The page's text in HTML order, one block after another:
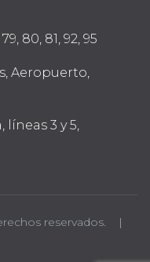
80, 81, 92, 95
Aeropuerto,
líneas 3 y 5,
reservados. |